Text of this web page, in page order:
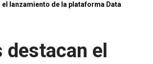
lanzamiento de la plataforma Data
destacan el